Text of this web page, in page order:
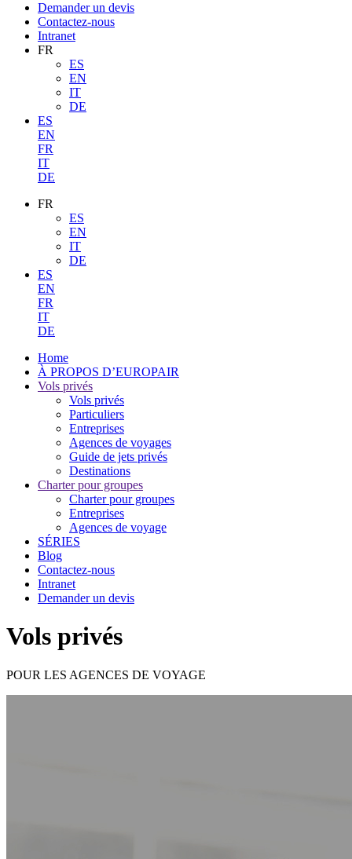
Demander un devis
Contactez-nous
Intranet
FR
ES
EN
IT
DE
ES
EN
FR
IT
DE
FR
ES
EN
IT
DE
ES
EN
FR
IT
DE
Home
À PROPOS D’EUROPAIR
Vols privés
Vols privés
Particuliers
Entreprises
Agences de voyages
Guide de jets privés
Destinations
Charter pour groupes
Charter pour groupes
Entreprises
Agences de voyage
SÉRIES
Blog
Contactez-nous
Intranet
Demander un devis
Vols privés
POUR LES AGENCES DE VOYAGE